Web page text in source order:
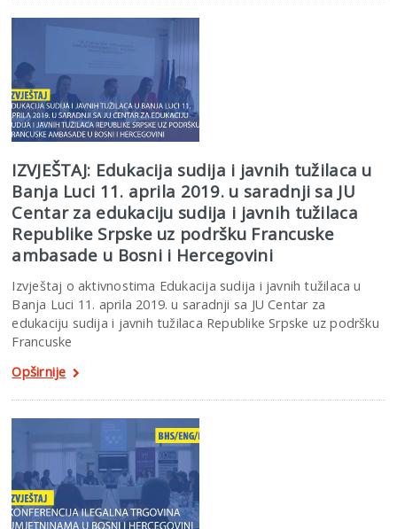
IZVJEŠTAJ: Edukacija sudija i javnih tužilaca u
Banja Luci 11. aprila 2019. u saradnji sa JU
Centar za edukaciju sudija i javnih tužilaca
Republike Srpske uz podršku Francuske
ambasade u Bosni i Hercegovini
Izvještaj o aktivnostima Edukacija sudija i javnih tužilaca u
Banja Luci 11. aprila 2019. u saradnji sa JU Centar za
edukaciju sudija i javnih tužilaca Republike Srpske uz podršku
Francuske
Opširnije